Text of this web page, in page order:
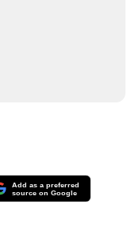
Add as a preferred
source on Google